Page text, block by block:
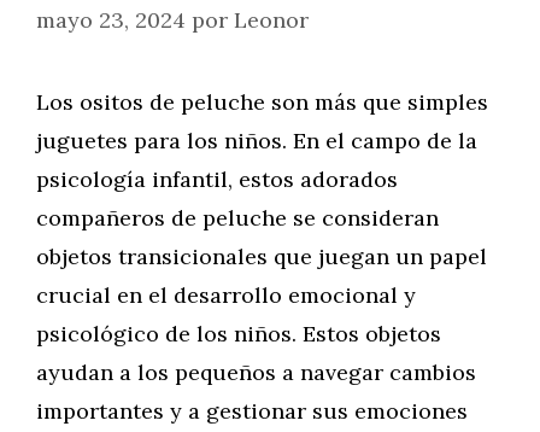
mayo 23, 2024 por Leonor
Los ositos de peluche son más que simples
juguetes para los niños. En el campo de la
psicología infantil, estos adorados
compañeros de peluche se consideran
objetos transicionales que juegan un papel
crucial en el desarrollo emocional y
psicológico de los niños. Estos objetos
ayudan a los pequeños a navegar cambios
importantes y a gestionar sus emociones